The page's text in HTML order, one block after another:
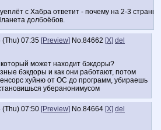
с Хабра ответит - почему на 2-3
долбоёбов.
(Thu) 07:35 [Preview] No.84662 [X] del
может находит бэкдоры?
бэкдоры и как они работают, потом
хуйню от ОС до программ, убираешь
уберанонимусом
(Thu) 07:50 [Preview] No.84664 [X] del